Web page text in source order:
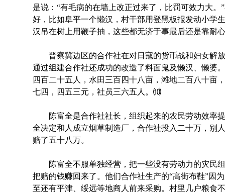
是说：“有毛病的在墙上改正过来了，比罚可效力大。
好，比如阜平一个懒汉，村干部用登黑板报发动小学
汉吊在树上用鞭子抽，这些都无济于事最后还是靠耐
晋察冀边区的合作社在对日寇的货币战和妇女解放
通过组建合作社还成功的改造了料面鬼及懒汉、懒婆
四百二十五人，水田三百四十八亩，滩地二百八十亩
七四，四五三元，社员三六五人。⑽
陈富全是合作社社长，组织起来的农民劳动效率提
全决定和人成立烟草制造厂，合作社投入二十万，别
赔了五十八万。
陈富全不服单独经营，把一些没有劳动力的灾民组
把赔的钱赚回来了。他们合作社生产的“高街布鞋”因
至还有平津、绥远等地商人前来采购。村里几户粮食